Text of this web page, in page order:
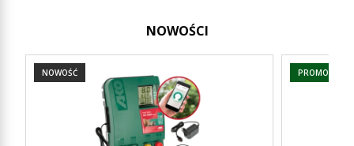
NOWOŚCI
NOWOŚĆ PROMOCJA